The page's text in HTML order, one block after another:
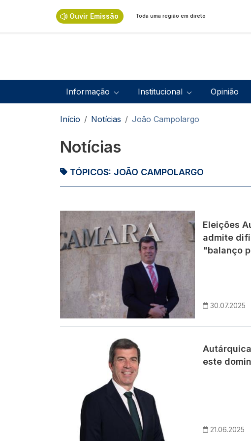
Ouvir Emissão Toda uma região em direto
Navegação principal
Informação Institucional Opinião
Navegação estrutural
Início Notícias João Campolargo
Notícias
TÓPICOS: JOÃO CAMPOLARGO
Imagem
Eleições
admite
"balanço
30.07.2025
este
21.06.2025